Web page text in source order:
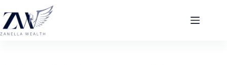
para
conteúdo